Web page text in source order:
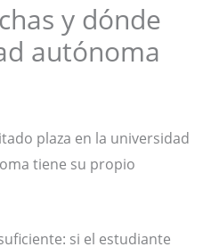
y dónde
autónoma
plaza en la universidad
tiene su propio
si el estudiante